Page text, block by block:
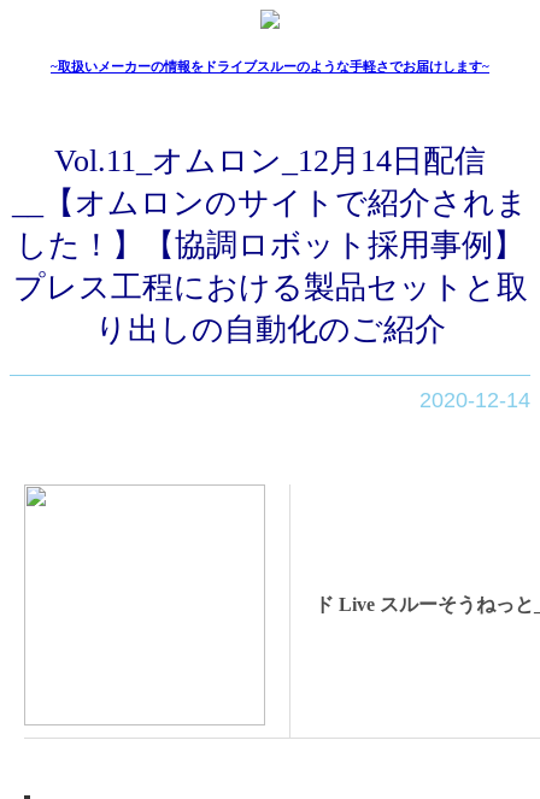
~取扱いメーカーの情報をドライブスルーのような手軽さでお届けします~
Vol.11_オムロン_12月14日配信
__【オムロンのサイトで紹介されま
した！】【協調ロボット採用事例】
プレス工程における製品セットと取
り出しの自動化のご紹介
2020-12-14
ド Live スルーそうねっと